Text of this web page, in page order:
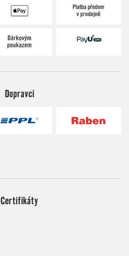
Dopravci
Certifikáty